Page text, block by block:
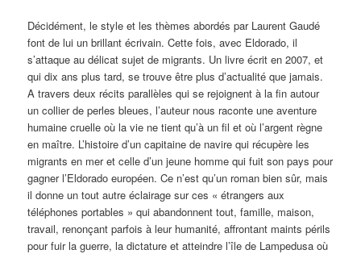
Décidément, le style et les thèmes abordés par Laurent Gaudé
font de lui un brillant écrivain. Cette fois, avec Eldorado, il
s’attaque au délicat sujet de migrants. Un livre écrit en 2007, et
qui dix ans plus tard, se trouve être plus d’actualité que jamais.
A travers deux récits parallèles qui se rejoignent à la fin autour
un collier de perles bleues, l’auteur nous raconte une aventure
humaine cruelle où la vie ne tient qu’à un fil et où l’argent règne
en maître. L’histoire d’un capitaine de navire qui récupère les
migrants en mer et celle d’un jeune homme qui fuit son pays pour
gagner l’Eldorado européen. Ce n’est qu’un roman bien sûr, mais
il donne un tout autre éclairage sur ces « étrangers aux
téléphones portables » qui abandonnent tout, famille, maison,
travail, renonçant parfois à leur humanité, affrontant maints périls
pour fuir la guerre, la dictature et atteindre l’île de Lampedusa où